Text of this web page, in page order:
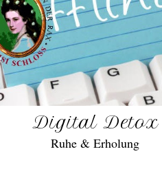
Digital Detox
Ruhe & Erholung